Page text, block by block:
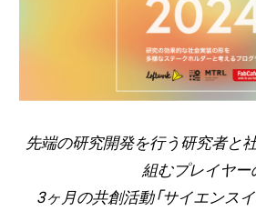
先端の研究開発を行う研究者と
組むプレイヤー
3ヶ月の共創活動「サイエンス